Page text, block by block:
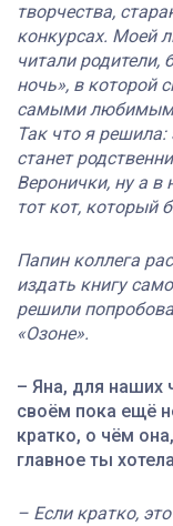
творчества,
конкурсах. Моей
читали родители,
ночь», в которой
самыми
Так что я
станет
Веронички, ну а в
тот кот, который
Папин коллега
издать книгу
решили
«Озоне».
– Яна, для наших
своём пока ещё
кратко, о чём
главное ты
– Если кратко,